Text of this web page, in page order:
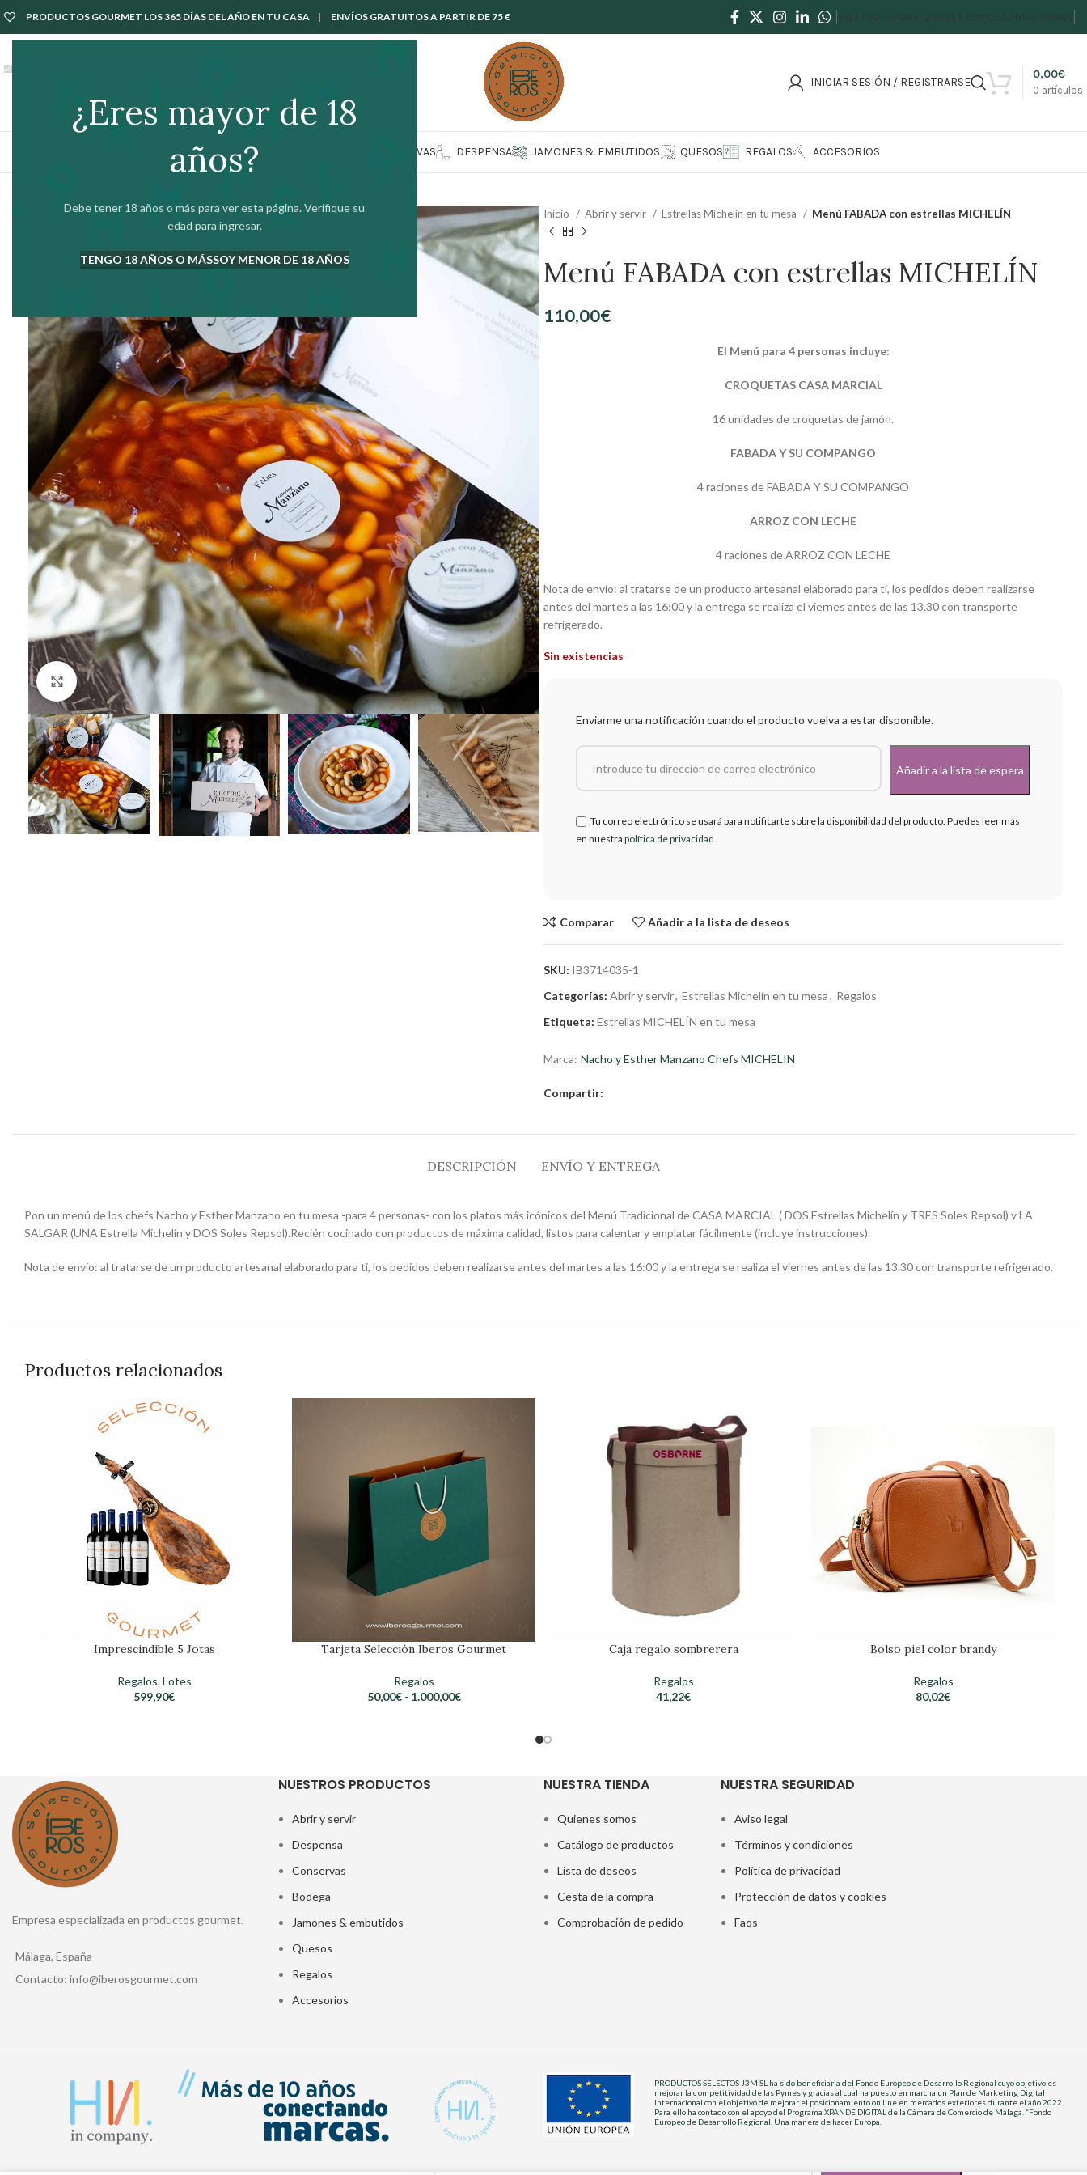
¿Eres mayor de 18
años?
Debe tener 18 años o más para ver esta página. Verifique su
edad para ingresar.
TENGO 18 AÑOS O MÁSSOY MENOR DE 18 AÑOS
PRODUCTOS GOURMET LOS 365 DÍAS DEL AÑO EN TU CASA | ENVÍOS GRATUITOS A PARTIR DE 75 €
INICIAR SESIÓN / REGISTRARSE
0 artículos
0,00€
ABRIR Y SERVIR CONSERVAS DESPENSA JAMONES & EMBUTIDOS QUESOS REGALOS ACCESORIOS
Clic para ampliar
Inicio Abrir y servir Estrellas Michelín en tu mesa Menú FABADA con estrellas MICHELÍN
Menú FABADA con estrellas MICHELÍN
110,00€
El Menú para 4 personas incluye:
CROQUETAS CASA MARCIAL
16 unidades de croquetas de jamón.
FABADA Y SU COMPANGO
4 raciones de FABADA Y SU COMPANGO
ARROZ CON LECHE
4 raciones de ARROZ CON LECHE
Nota de envío: al tratarse de un producto artesanal elaborado para ti, los pedidos deben realizarse
antes del martes a las 16:00 y la entrega se realiza el viernes antes de las 13.30 con transporte
refrigerado.
Sin existencias
Enviarme una notificación cuando el producto vuelva a estar disponible.
Tu correo electrónico se usará para notificarte sobre la disponibilidad del producto. Puedes leer más
en nuestra política de privacidad.
Comparar Añadir a la lista de deseos
SKU: IB3714035-1
Categorías: Abrir y servir, Estrellas Michelín en tu mesa, Regalos
Etiqueta: Estrellas MICHELÍN en tu mesa
Marca: Nacho y Esther Manzano Chefs MICHELIN
Compartir:
DESCRIPCIÓN ENVÍO Y ENTREGA
Pon un menú de los chefs Nacho y Esther Manzano en tu mesa -para 4 personas- con los platos más icónicos del Menú Tradicional de CASA MARCIAL ( DOS Estrellas Michelín y TRES Soles Repsol) y LA
SALGAR (UNA Estrella Michelín y DOS Soles Repsol).Recién cocinado con productos de máxima calidad, listos para calentar y emplatar fácilmente (incluye instrucciones).
Nota de envío: al tratarse de un producto artesanal elaborado para ti, los pedidos deben realizarse antes del martes a las 16:00 y la entrega se realiza el viernes antes de las 13.30 con transporte refrigerado.
Productos relacionados
Imprescindible 5 Jotas
Regalos, Lotes
599,90€
Tarjeta Selección Iberos Gourmet
Regalos
50,00€ - 1.000,00€
Caja regalo sombrerera
Regalos
41,22€
Bolso piel color brandy
Regalos
80,02€
Empresa especializada en productos gourmet.
Málaga, España
Contacto: info@iberosgourmet.com
NUESTROS PRODUCTOS
Abrir y servir
Despensa
Conservas
Bodega
Jamones & embutidos
Quesos
Regalos
Accesorios
NUESTRA TIENDA
Quienes somos
Catálogo de productos
Lista de deseos
Cesta de la compra
Comprobación de pedido
NUESTRA SEGURIDAD
Aviso legal
Términos y condiciones
Política de privacidad
Protección de datos y cookies
Faqs
PRODUCTOS SELECTOS J3M SL ha sido beneficiaria del Fondo Europeo de Desarrollo Regional cuyo objetivo es
mejorar la c ompetitividad de las Pymes y gracias al cual ha puesto en marcha un Plan de Marketing Digital
Internacional con el objetivo de mejorar el posicionamiento on line en mercados exteriores durante el año 2022.
Para ello ha contado con el apoyo del Programa XPANDE DIGITAL de la Cámara de Comercio de Málaga. “Fondo
Europeo de Desarrollo Regional. Una manera de hacer Europa.
Enviarme una notificación cuando el producto vuelva a estar disponible.